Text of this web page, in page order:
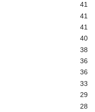
41
41
41
40
38
36
36
33
29
28